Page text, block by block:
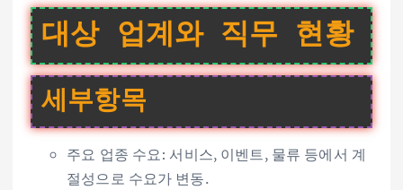
대상 업계와 직무 현황
세부항목
주요 업종 수요: 서비스, 이벤트, 물류 등에서 계
절성으로 수요가 변동.